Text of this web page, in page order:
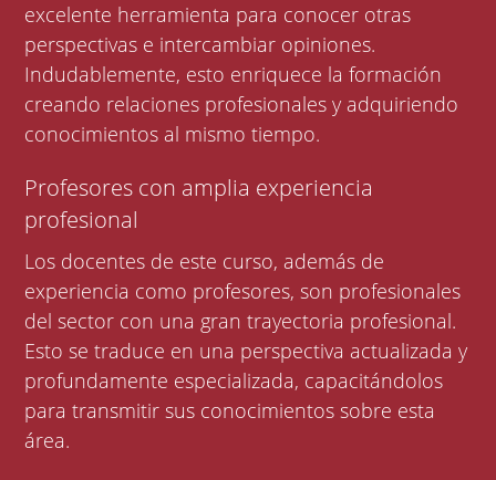
excelente herramienta para conocer otras
perspectivas e intercambiar opiniones.
Indudablemente, esto enriquece la formación
creando relaciones profesionales y adquiriendo
conocimientos al mismo tiempo.
Profesores con amplia experiencia
profesional
Los docentes de este curso, además de
experiencia como profesores, son profesionales
del sector con una gran trayectoria profesional.
Esto se traduce en una perspectiva actualizada y
profundamente especializada, capacitándolos
para transmitir sus conocimientos sobre esta
área.